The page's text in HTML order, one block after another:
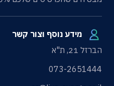
מידע נוסף וצור קשר
הברזל 21, ת"א
073-2651444